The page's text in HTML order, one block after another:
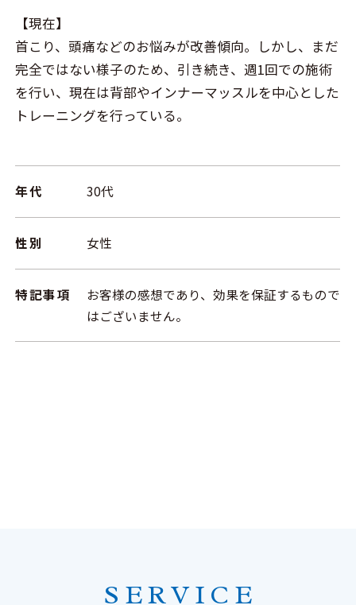
【現在】
首こり、頭痛などのお悩みが改善傾向。しかし、まだ
完全ではない様子のため、引き続き、週1回での施術
を行い、現在は背部やインナーマッスルを中心とした
トレーニングを行っている。
年代 30代
性別 女性
特記事項
お客様の感想であり、効果を保証するもので
はございません。
SERVICE